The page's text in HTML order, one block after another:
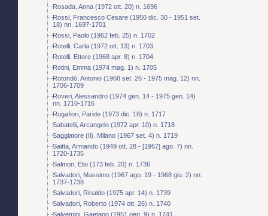
Rosada, Anna (1972 ott. 20) n. 1696
Rossi, Francesco Cesare (1950 dic. 30 - 1951 set.
18) nn. 1697-1701
Rossi, Paolo (1962 feb. 25) n. 1702
Rotelli, Carla (1972 ott. 13) n. 1703
Rotelli, Ettore (1968 apr. 8) n. 1704
Rotini, Emma (1974 mag. 1) n. 1705
Rotondò, Antonio (1968 set. 26 - 1975 mag. 12) nn.
1706-1709
Roveri, Alessandro (1974 gen. 14 - 1975 gen. 14)
nn. 1710-1716
Rugafiori, Paride (1973 dic. 18) n. 1717
Sabatelli, Arcangelo (1972 apr. 10) n. 1718
Saggiatore (Il). Milano (1967 set. 4) n. 1719
Saitta, Armando (1949 ott. 28 - [1967] ago. 7) nn.
1720-1735
Salmon, Elio (173 feb. 20) n. 1736
Salvadori, Massimo (1967 ago. 19 - 1968 giu. 2) nn.
1737-1738
Salvadori, Rinaldo (1975 apr. 14) n. 1739
Salvadori, Roberto (1974 ott. 26) n. 1740
Salvemini, Gaetano (1951 gen. 9) n. 1741